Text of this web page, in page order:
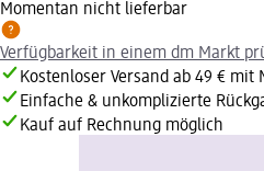
Momentan nicht lieferbar
Verfügbarkeit in einem dm Markt
Kostenloser Versand ab 49 € mit
Einfache & unkomplizierte
Kauf auf Rechnung möglich